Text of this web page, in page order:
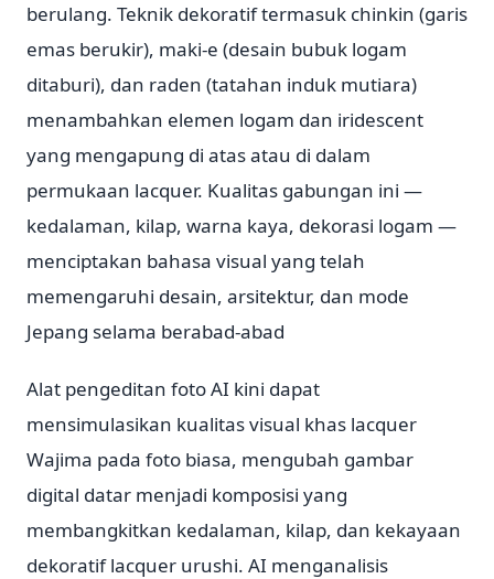
berulang. Teknik dekoratif termasuk chinkin (garis
emas berukir), maki-e (desain bubuk logam
ditaburi), dan raden (tatahan induk mutiara)
menambahkan elemen logam dan iridescent
yang mengapung di atas atau di dalam
permukaan lacquer. Kualitas gabungan ini —
kedalaman, kilap, warna kaya, dekorasi logam —
menciptakan bahasa visual yang telah
memengaruhi desain, arsitektur, dan mode
Jepang selama berabad-abad
Alat pengeditan foto AI kini dapat
mensimulasikan kualitas visual khas lacquer
Wajima pada foto biasa, mengubah gambar
digital datar menjadi komposisi yang
membangkitkan kedalaman, kilap, dan kekayaan
dekoratif lacquer urushi. AI menganalisis